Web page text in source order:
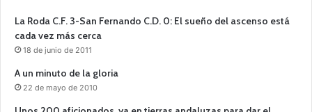
La Roda C.F. 3-San Fernando C.D. 0: El sueño del ascenso está
cada vez más cerca
18 de junio de 2011
A un minuto de la gloria
22 de mayo de 2010